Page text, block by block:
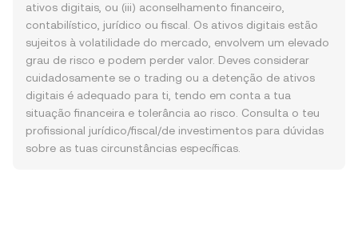
ativos digitais, ou (iii) aconselhamento financeiro,
contabilístico, jurídico ou fiscal. Os ativos digitais estão
sujeitos à volatilidade do mercado, envolvem um elevado
grau de risco e podem perder valor. Deves considerar
cuidadosamente se o trading ou a detenção de ativos
digitais é adequado para ti, tendo em conta a tua
situação financeira e tolerância ao risco. Consulta o teu
profissional jurídico/fiscal/de investimentos para dúvidas
sobre as tuas circunstâncias específicas.